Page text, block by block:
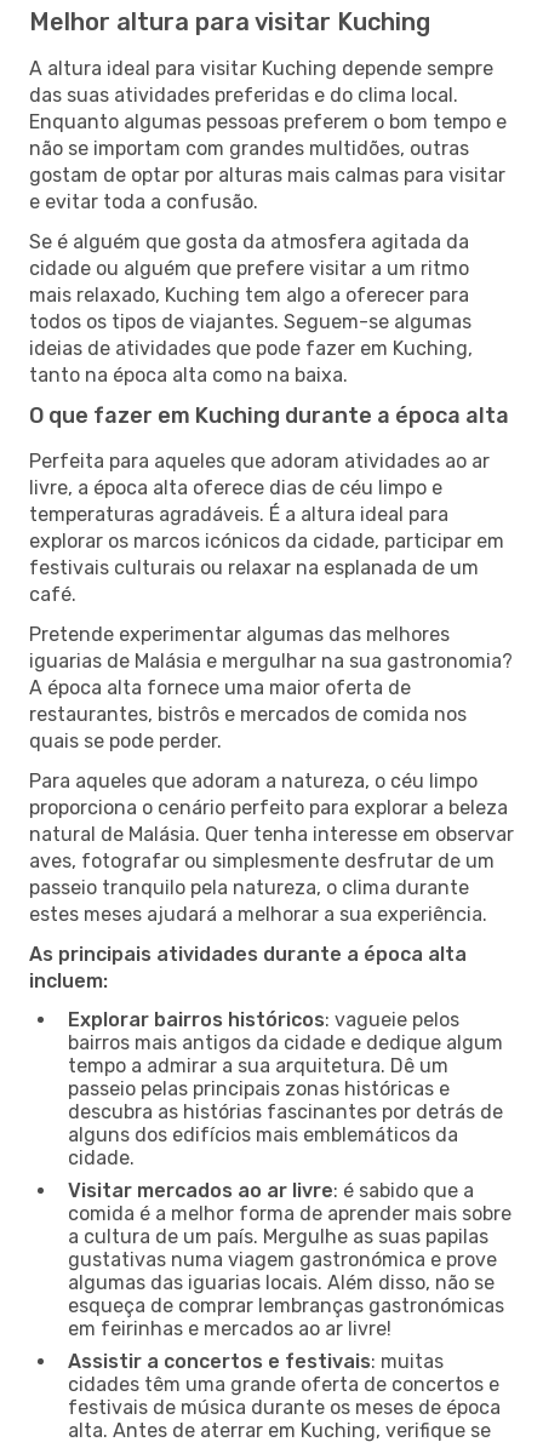
Melhor altura para visitar Kuching
A altura ideal para visitar Kuching depende sempre
das suas atividades preferidas e do clima local.
Enquanto algumas pessoas preferem o bom tempo e
não se importam com grandes multidões, outras
gostam de optar por alturas mais calmas para visitar
e evitar toda a confusão.
Se é alguém que gosta da atmosfera agitada da
cidade ou alguém que prefere visitar a um ritmo
mais relaxado, Kuching tem algo a oferecer para
todos os tipos de viajantes. Seguem-se algumas
ideias de atividades que pode fazer em Kuching,
tanto na época alta como na baixa.
O que fazer em Kuching durante a época alta
Perfeita para aqueles que adoram atividades ao ar
livre, a época alta oferece dias de céu limpo e
temperaturas agradáveis. É a altura ideal para
explorar os marcos icónicos da cidade, participar em
festivais culturais ou relaxar na esplanada de um
café.
Pretende experimentar algumas das melhores
iguarias de Malásia e mergulhar na sua gastronomia?
A época alta fornece uma maior oferta de
restaurantes, bistrôs e mercados de comida nos
quais se pode perder.
Para aqueles que adoram a natureza, o céu limpo
proporciona o cenário perfeito para explorar a beleza
natural de Malásia. Quer tenha interesse em observar
aves, fotografar ou simplesmente desfrutar de um
passeio tranquilo pela natureza, o clima durante
estes meses ajudará a melhorar a sua experiência.
As principais atividades durante a época alta
incluem:
Explorar bairros históricos: vagueie pelos
bairros mais antigos da cidade e dedique algum
tempo a admirar a sua arquitetura. Dê um
passeio pelas principais zonas históricas e
descubra as histórias fascinantes por detrás de
alguns dos edifícios mais emblemáticos da
cidade.
Visitar mercados ao ar livre: é sabido que a
comida é a melhor forma de aprender mais sobre
a cultura de um país. Mergulhe as suas papilas
gustativas numa viagem gastronómica e prove
algumas das iguarias locais. Além disso, não se
esqueça de comprar lembranças gastronómicas
em feirinhas e mercados ao ar livre!
Assistir a concertos e festivais: muitas
cidades têm uma grande oferta de concertos e
festivais de música durante os meses de época
alta. Antes de aterrar em Kuching, verifique se